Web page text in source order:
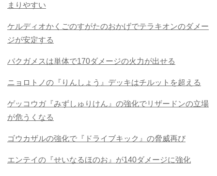
まりやすい
ケルディオかくごのすがたのおかげでテラキオンのダメー
ジが安定する
バクガメスは単体で170ダメージの火力が出せる
ニョロトノの『りんしょう』デッキはチルットを超える
ゲッコウガ『みずしゅりけん』の強化でリザードンの立場
が危うくなる
ゴウカザルの強化で『ドライブキック』の脅威再び
エンテイの『せいなるほのお』が140ダメージに強化